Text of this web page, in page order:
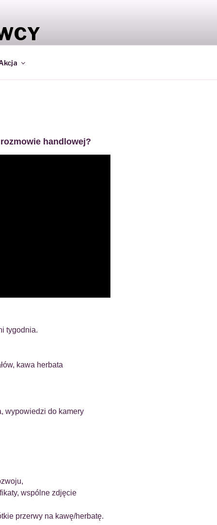
handlowej?
tygodnia.
kawa herbata
wypowiedzi do kamery
wspólne zdjęcie
przerwy na kawę/herbatę.